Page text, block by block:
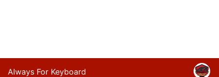
Always For Keyboard